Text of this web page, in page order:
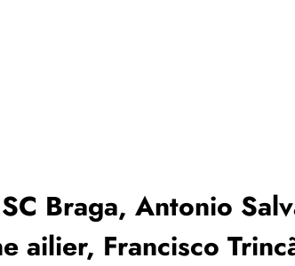
Braga, Antonio
ailier, Francisco